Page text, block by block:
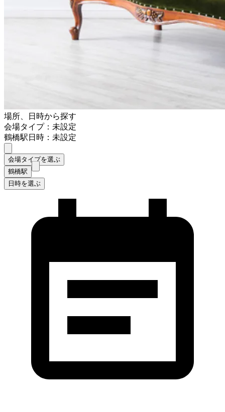
場所、日時から探す
会場タイプ：未設定
鶴橋駅日時：未設定
会場タイプを選ぶ
鶴橋駅
日時を選ぶ